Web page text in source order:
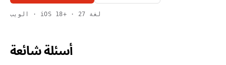
الويب · iOS 18+ · 27 لغة
أسئلة شائعة